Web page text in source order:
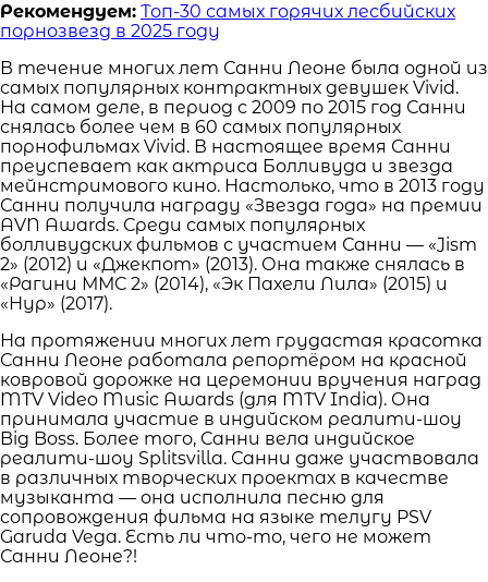
Рекомендуем: Топ-30 самых горячих лесбийских
порнозвезд в 2025 году
В течение многих лет Санни Леоне была одной из
самых популярных контрактных девушек Vivid.
На самом деле, в период с 2009 по 2015 год Санни
снялась более чем в 60 самых популярных
порнофильмах Vivid. В настоящее время Санни
преуспевает как актриса Болливуда и звезда
мейнстримового кино. Настолько, что в 2013 году
Санни получила награду «Звезда года» на премии
AVN Awards. Среди самых популярных
болливудских фильмов с участием Санни — «Jism
2» (2012) и «Джекпот» (2013). Она также снялась в
«Рагини ММС 2» (2014), «Эк Пахели Лила» (2015) и
«Нур» (2017).
На протяжении многих лет грудастая красотка
Санни Леоне работала репортёром на красной
ковровой дорожке на церемонии вручения наград
MTV Video Music Awards (для MTV India). Она
принимала участие в индийском реалити-шоу
Big Boss. Более того, Санни вела индийское
реалити-шоу Splitsvilla. Санни даже участвовала
в различных творческих проектах в качестве
музыканта — она исполнила песню для
сопровождения фильма на языке телугу PSV
Garuda Vega. Есть ли что-то, чего не может
Санни Леоне?!